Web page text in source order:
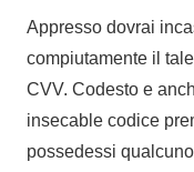
Appresso dovrai
compiutamente il
CVV. Codesto e
insecable codice
possedessi